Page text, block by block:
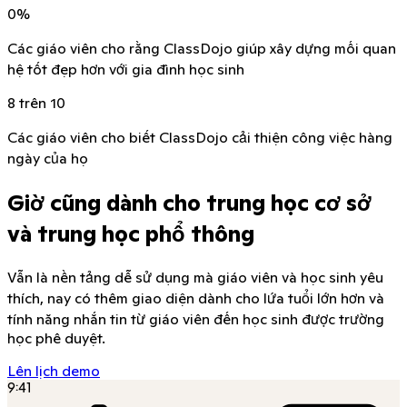
0%
Các giáo viên cho rằng ClassDojo giúp xây dựng mối quan
hệ tốt đẹp hơn với gia đình học sinh
8 trên 10
Các giáo viên cho biết ClassDojo cải thiện công việc hàng
ngày của họ
Giờ cũng dành cho trung học cơ sở
và trung học phổ thông
Vẫn là nền tảng dễ sử dụng mà giáo viên và học sinh yêu
thích, nay có thêm giao diện dành cho lứa tuổi lớn hơn và
tính năng nhắn tin từ giáo viên đến học sinh được trường
học phê duyệt.
Lên lịch demo
9:41